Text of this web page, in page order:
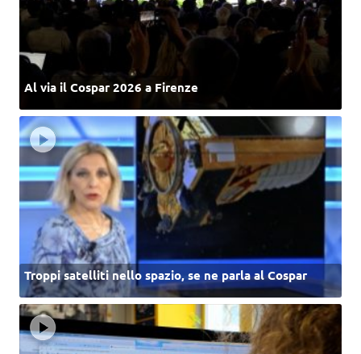
Al via il Cospar 2026 a Firenze
Troppi satelliti nello spazio, se ne parla al Cospar